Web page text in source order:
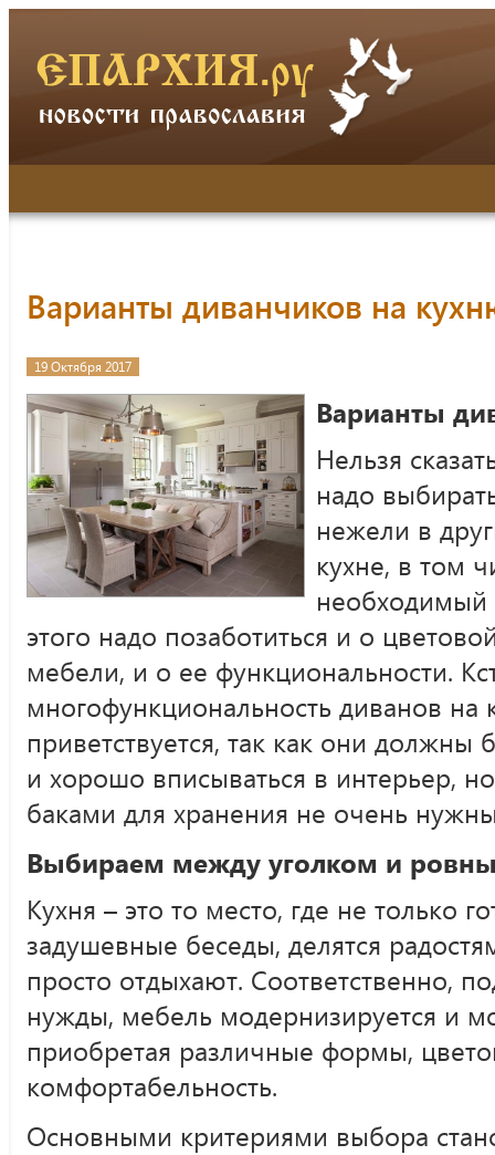
Варианты диванчиков на
19 Октября 2017
Варианты
Нельзя
надо
нежели в
кухне, в том
этого надо позаботиться и о
мебели, и о ее функциональности.
многофункциональность диванов на
приветствуется, так как они
и хорошо вписываться в интерьер,
баками для хранения не очень
Выбираем между уголком и
Кухня – это то место, где не только
задушевные беседы, делятся
просто отдыхают. Соответственно,
нужды, мебель модернизируется и
приобретая различные формы,
комфортабельность.
Основными критериями выбора